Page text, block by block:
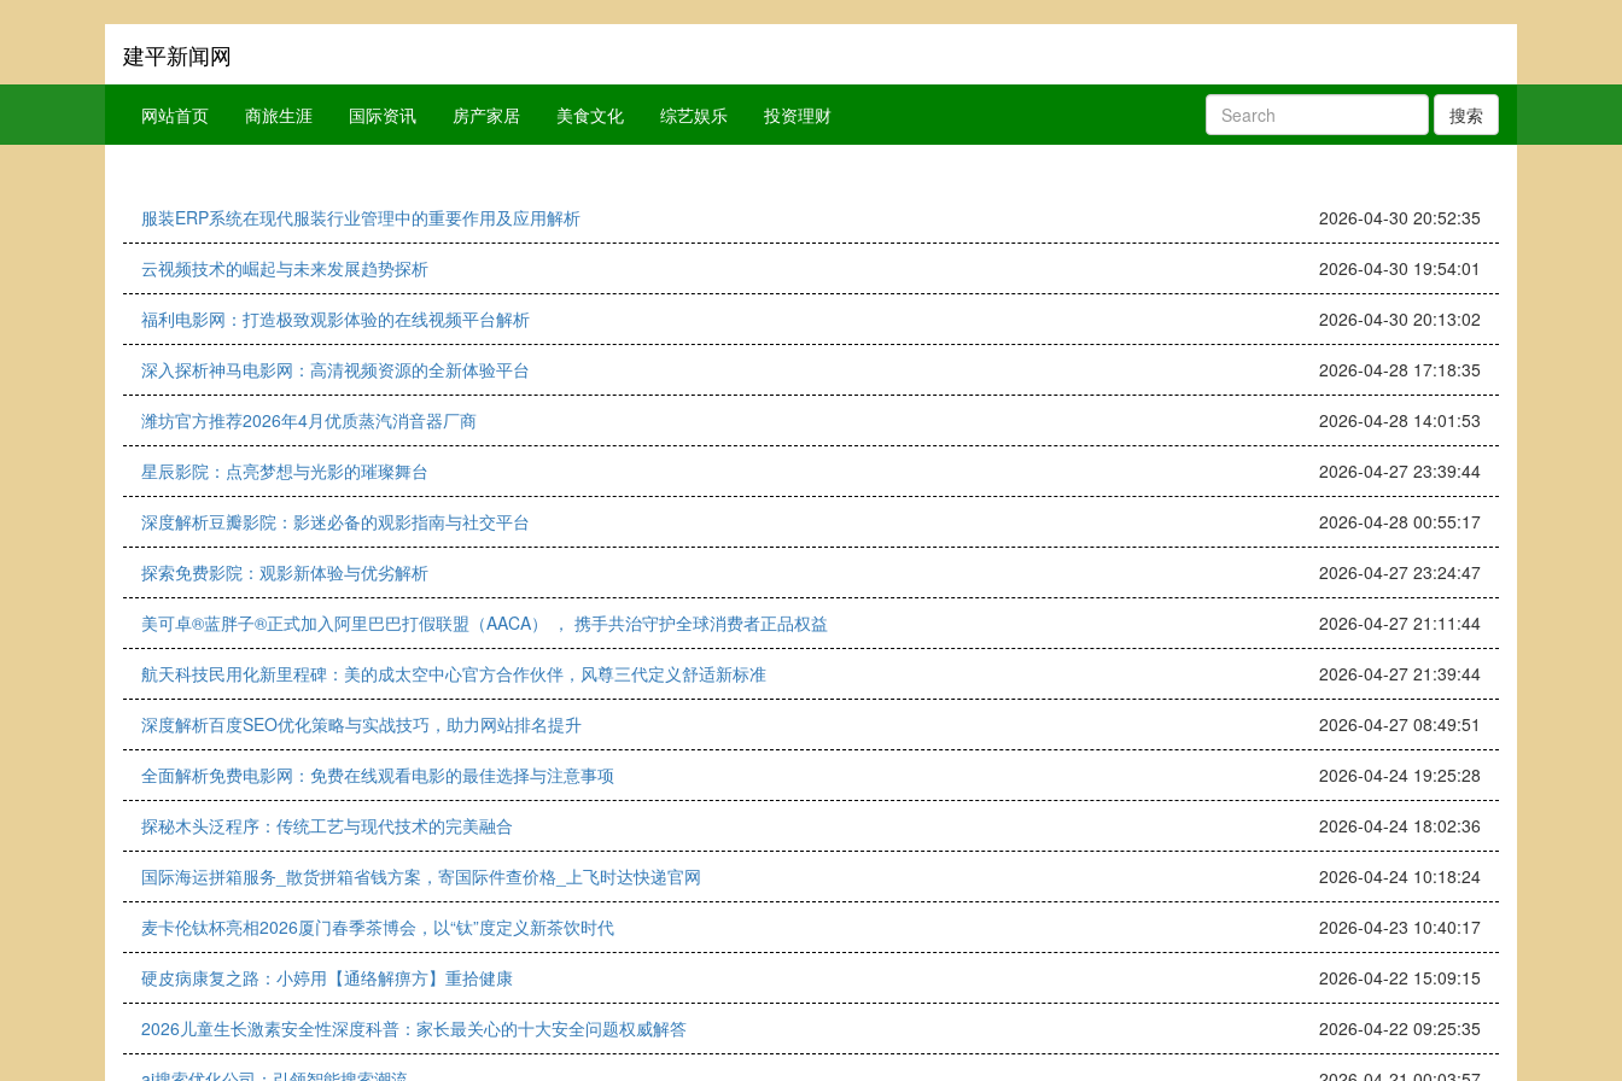
建平新闻网
网站首页 商旅生涯 国际资讯 房产家居 美食文化 综艺娱乐 投资理财 搜索
服装ERP系统在现代服装行业管理中的重要作用及应用解析 2026-04-30 20:52:35
云视频技术的崛起与未来发展趋势探析 2026-04-30 19:54:01
福利电影网：打造极致观影体验的在线视频平台解析 2026-04-30 20:13:02
深入探析神马电影网：高清视频资源的全新体验平台 2026-04-28 17:18:35
潍坊官方推荐2026年4月优质蒸汽消音器厂商 2026-04-28 14:01:53
星辰影院：点亮梦想与光影的璀璨舞台 2026-04-27 23:39:44
深度解析豆瓣影院：影迷必备的观影指南与社交平台 2026-04-28 00:55:17
探索免费影院：观影新体验与优劣解析 2026-04-27 23:24:47
美可卓®蓝胖子®正式加入阿里巴巴打假联盟（AACA） ， 携手共治守护全球消费者正品权益 2026-04-27 21:11:44
航天科技民用化新里程碑：美的成太空中心官方合作伙伴，风尊三代定义舒适新标准 2026-04-27 21:39:44
深度解析百度SEO优化策略与实战技巧，助力网站排名提升 2026-04-27 08:49:51
全面解析免费电影网：免费在线观看电影的最佳选择与注意事项 2026-04-24 19:25:28
探秘木头泛程序：传统工艺与现代技术的完美融合 2026-04-24 18:02:36
国际海运拼箱服务_散货拼箱省钱方案，寄国际件查价格_上飞时达快递官网 2026-04-24 10:18:24
麦卡伦钛杯亮相2026厦门春季茶博会，以“钛”度定义新茶饮时代 2026-04-23 10:40:17
硬皮病康复之路：小婷用【通络解痹方】重拾健康 2026-04-22 15:09:15
2026儿童生长激素安全性深度科普：家长最关心的十大安全问题权威解答 2026-04-22 09:25:35